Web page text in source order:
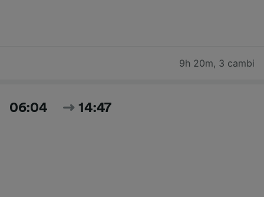
9h 20m, 3 cambi
06:04 14:47